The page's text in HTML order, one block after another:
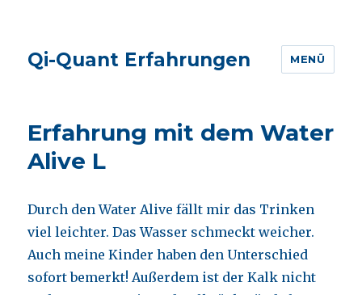
Qi-Quant Erfahrungen MENÜ
Erfahrung mit dem Water
Alive L
Durch den Water Alive fällt mir das Trinken
viel leichter. Das Wasser schmeckt weicher.
Auch meine Kinder haben den Unterschied
sofort bemerkt! Außerdem ist der Kalk nicht